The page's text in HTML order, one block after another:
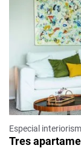
Especial
Tres